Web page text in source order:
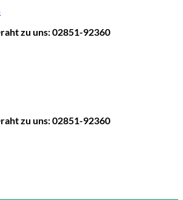
zu uns: 02851-92360
zu uns: 02851-92360